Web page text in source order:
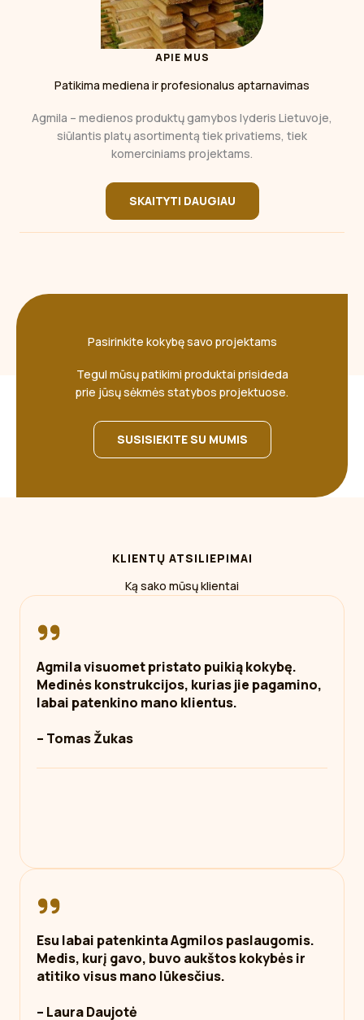
APIE MUS
Patikima mediena ir profesionalus aptarnavimas
Agmila – medienos produktų gamybos lyderis Lietuvoje,
siūlantis platų asortimentą tiek privatiems, tiek
komerciniams projektams.
SKAITYTI DAUGIAU
Pasirinkite kokybę savo projektams
Tegul mūsų patikimi produktai prisideda
prie jūsų sėkmės statybos projektuose.
SUSISIEKITE SU MUMIS
KLIENTŲ ATSILIEPIMAI
Ką sako mūsų klientai
Agmila visuomet pristato puikią kokybę.
Medinės konstrukcijos, kurias jie pagamino,
labai patenkino mano klientus.
– Tomas Žukas
Esu labai patenkinta Agmilos paslaugomis.
Medis, kurį gavo, buvo aukštos kokybės ir
atitiko visus mano lūkesčius.
– Laura Daujotė